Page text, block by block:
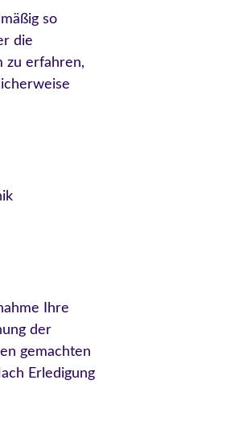
so
die
zu erfahren,
Ihre
der
gemachten
Erledigung